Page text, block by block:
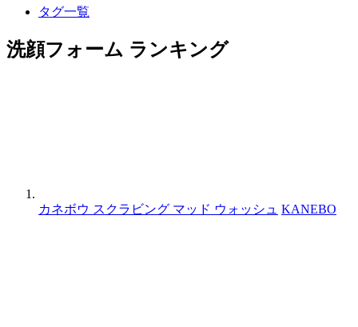
タグ一覧
洗顔フォーム ランキング
カネボウ スクラビング マッド ウォッシュ KANEBO